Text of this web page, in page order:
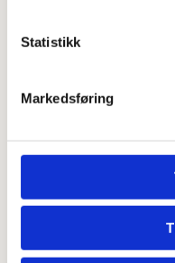
Statistikk
Markedsføring
Pensle lett med olje
Stekes i ca 25 min - følg
Focaccia miksen finner du i
Kolonial Ullevål Hageby, Røtter